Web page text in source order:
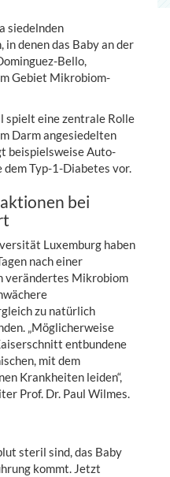
siedelnden
denen das Baby an der
Bello,
Gebiet Mikrobiom-
spielt eine zentrale Rolle
Darm angesiedelten
beispielsweise Auto-
Typ-1-Diabetes vor.
bei
Luxemburg haben
nach einer
verändertes Mikrobiom
zu natürlich
„Möglicherweise
entbundene
mit dem
Krankheiten leiden“,
Prof. Dr. Paul Wilmes.
steril sind, das Baby
kommt. Jetzt